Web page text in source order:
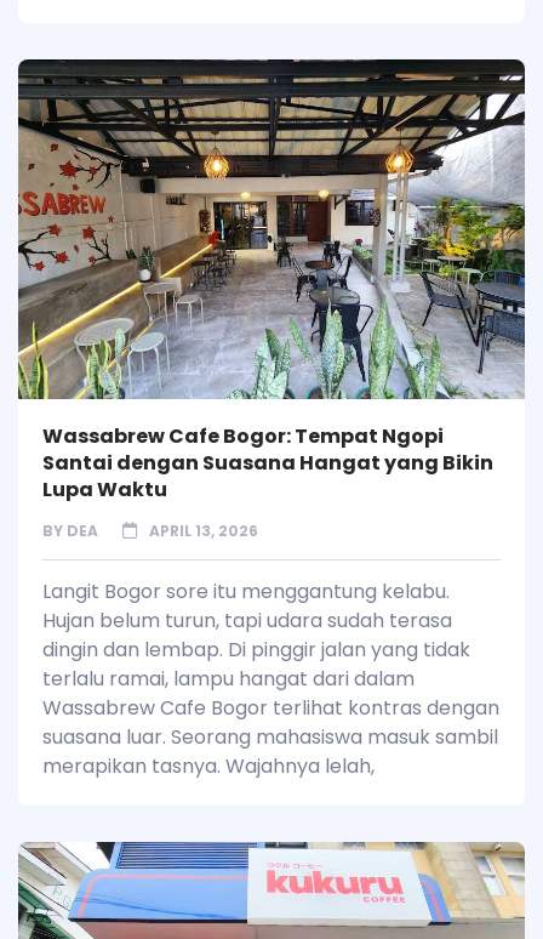
Wassabrew Cafe Bogor: Tempat Ngopi
Santai dengan Suasana Hangat yang Bikin
Lupa Waktu
BY DEA APRIL 13, 2026
Langit Bogor sore itu menggantung kelabu.
Hujan belum turun, tapi udara sudah terasa
dingin dan lembap. Di pinggir jalan yang tidak
terlalu ramai, lampu hangat dari dalam
Wassabrew Cafe Bogor terlihat kontras dengan
suasana luar. Seorang mahasiswa masuk sambil
merapikan tasnya. Wajahnya lelah,